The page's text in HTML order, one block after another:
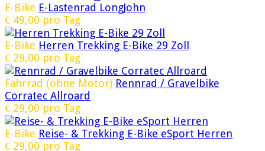
E-Bike E-Lastenrad LongJohn
€ 49,00 pro Tag
E-Bike Herren Trekking E-Bike 29 Zoll
€ 29,00 pro Tag
Fahrrad (ohne Motor) Rennrad / Gravelbike
Corratec Allroard
€ 29,00 pro Tag
E-Bike Reise- & Trekking E-Bike eSport Herren
€ 29,00 pro Tag